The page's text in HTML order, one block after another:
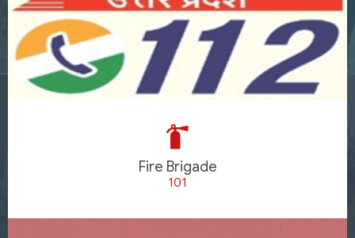
Fire Brigade
101